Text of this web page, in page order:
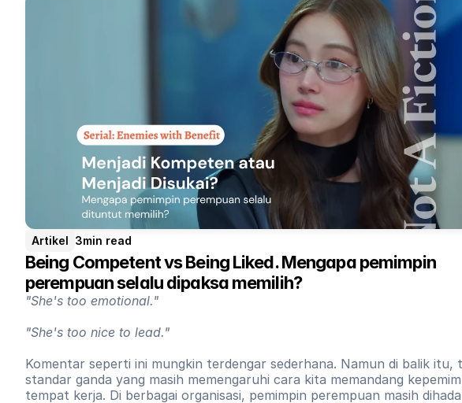
Artikel 3min read
Being Competent vs Being Liked. Mengapa pemimpin
perempuan selalu dipaksa memilih?
"She's too emotional."
"She's too nice to lead."
Komentar seperti ini mungkin terdengar sederhana. Namun di balik itu,
standar ganda yang masih memengaruhi cara kita memandang
tempat kerja. Di berbagai organisasi, pemimpin perempuan masih